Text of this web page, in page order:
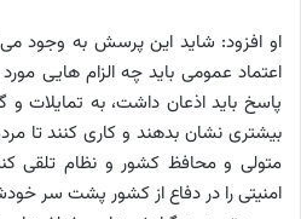
او افزود: شاید این پرسش به وجود
اعتماد عمومی باید چه الزام هایی
پاسخ باید اذعان داشت، به تمایلات
بیشتری نشان بدهند و کاری کنند تا
متولی و محافظ کشور و نظام تلقی
امنیتی را در دفاع از کشور پشت سر